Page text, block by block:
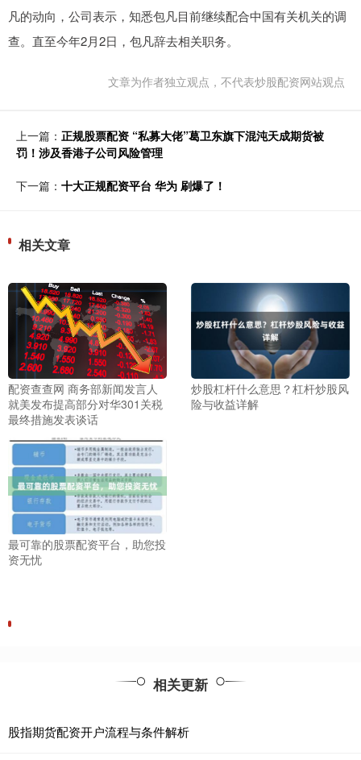
凡的动向，公司表示，知悉包凡目前继续配合中国有关机关的调
查。直至今年2月2日，包凡辞去相关职务。
文章为作者独立观点，不代表炒股配资网站观点
上一篇： 正规股票配资 “私募大佬”葛卫东旗下混沌天成期货被
罚！涉及香港子公司风险管理
下一篇： 十大正规配资平台 华为 刷爆了！
相关文章
配资查查网 商务部新闻发言人
就美发布提高部分对华301关税
最终措施发表谈话
炒股杠杆什么意思？杠杆炒股风
险与收益详解
最可靠的股票配资平台，助您投
资无忧
相关更新
股指期货配资开户流程与条件解析